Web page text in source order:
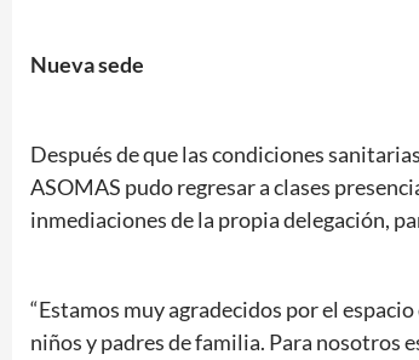
Nueva sede
Después de que las condiciones
ASOMAS pudo regresar a clases
inmediaciones de la propia delegación,
“Estamos muy agradecidos por el
niños y padres de familia. Para nosotros